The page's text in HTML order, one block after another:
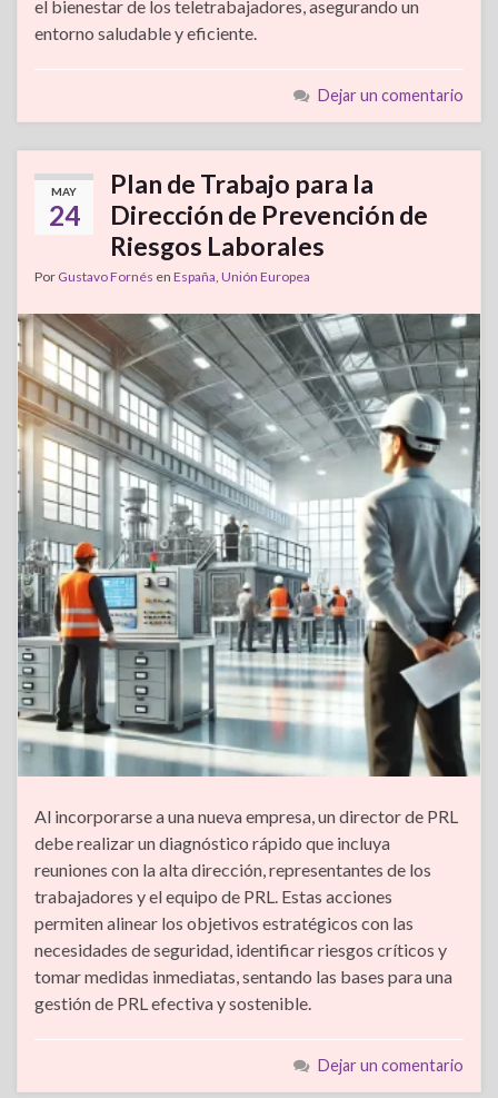
el bienestar de los teletrabajadores, asegurando un
entorno saludable y eficiente.
Dejar un comentario
MAY
24
Plan de Trabajo para la
Dirección de Prevención de
Riesgos Laborales
Por Gustavo Fornés en España Unión Europea
Al incorporarse a una nueva empresa, un director de PRL
debe realizar un diagnóstico rápido que incluya
reuniones con la alta dirección, representantes de los
trabajadores y el equipo de PRL. Estas acciones
permiten alinear los objetivos estratégicos con las
necesidades de seguridad, identificar riesgos críticos y
tomar medidas inmediatas, sentando las bases para una
gestión de PRL efectiva y sostenible.
Dejar un comentario